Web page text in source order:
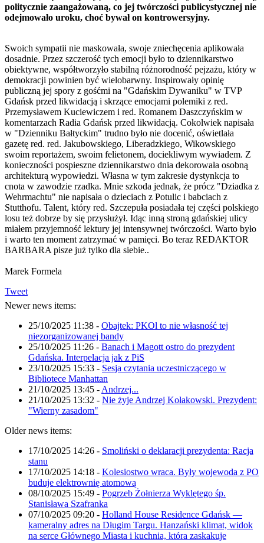
politycznie zaangażowaną, co jej twórczości publicystycznej nie
odejmowało uroku, choć bywał on kontrowersyjny.
Swoich sympatii nie maskowała, swoje zniechęcenia aplikowała
dosadnie. Przez szczerość tych emocji było to dziennikarstwo
obiektywne, współtworzyło stabilną różnorodność pejzażu, który w
demokracji powinien być wielobarwny. Inspirowały opinię
publiczną jej spory z gośćmi na "Gdańskim Dywaniku" w TVP
Gdańsk przed likwidacją i skrzące emocjami polemiki z red.
Przemysławem Kuciewiczem i red. Romanem Daszczyńskim w
komentarzach Radia Gdańsk przed likwidacją. Cokolwiek napisała
w "Dzienniku Bałtyckim" trudno było nie docenić, oświetlała
gazetę red. red. Jakubowskiego, Liberadzkiego, Wikowskiego
swoim reportażem, swoim felietonem, dociekliwym wywiadem. Z
konieczności pospieszne dziennikarstwo dnia dekorowała osobną
architekturą wypowiedzi. Własna w tym zakresie dystynkcja to
cnota w zawodzie rzadka. Mnie szkoda jednak, że prócz "Dziadka z
Wehrmachtu" nie napisała o dzieciach z Potulic i babciach z
Stutthofu. Talent, który red. Szczepuła posiadała tej części polskiego
losu też dobrze by się przysłużył. Idąc inną stroną gdańskiej ulicy
miałem przyjemność lektury jej intensywnej twórczości. Warto było
i warto ten moment zatrzymać w pamięci. Bo teraz REDAKTOR
BARBARA pisze już tylko dla siebie..
Marek Formela
Tweet
Newer news items:
25/10/2025 11:38 - Obajtek: PKOl to nie własność tej
niezorganizowanej bandy
25/10/2025 11:26 - Banach i Magott ostro do prezydent
Gdańska. Interpelacja jak z PiS
23/10/2025 15:33 - Sesja czytania uczestniczącego w
Bibliotece Manhattan
21/10/2025 13:45 - Andrzej...
21/10/2025 13:32 - Nie żyje Andrzej Kołakowski. Prezydent:
"Wierny zasadom"
Older news items:
17/10/2025 14:26 - Smoliński o deklaracji prezydenta: Racja
stanu
17/10/2025 14:18 - Kolesiostwo wraca. Były wojewoda z PO
buduje elektrownię atomową
08/10/2025 15:49 - Pogrzeb Żołnierza Wyklętego śp.
Stanisława Szafranka
07/10/2025 09:20 - Holland House Residence Gdańsk —
kameralny adres na Długim Targu. Hanzański klimat, widok
na serce Głównego Miasta i kuchnia, która zaskakuje